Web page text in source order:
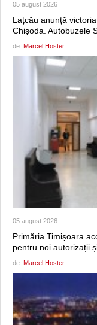
05 august 2026
Lațcău anunță
Chișoda. Autobuzele
de: Marcel Hoster
05 august 2026
Primăria Timișoara
pentru noi autorizații
de: Marcel Hoster